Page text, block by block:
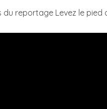
du reportage Levez le pied